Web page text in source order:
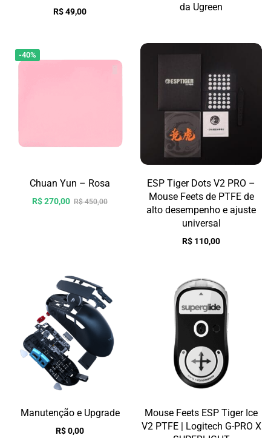
R$49,00
da Ugreen
-40%
Chuan Yun – Rosa
R$270,00 R$450,00
ESP Tiger Dots V2 PRO –
Mouse Feets de PTFE de
alto desempenho e ajuste
universal
R$ 110,00
Manutenção e Upgrade
R$0,00
Mouse Feets ESP Tiger Ice
V2 PTFE | Logitech G-PRO X